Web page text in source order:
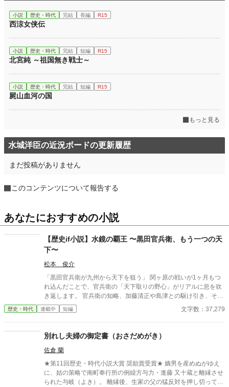
小説 歴史・時代 完結 長編 R15
西涼女侠伝
小説 歴史・時代 完結 短編 R15
北宮純 ～祖国無き戦士～
小説 歴史・時代 完結 短編 R15
屍山血河の国
もっと見る
水城洋臣の近況ボードの更新履歴
まだ投稿がありません
このコンテンツについて報告する
あなたにおすすめの小説
【歴史if小説】水鏡の覇王 〜黒田官兵衛、もう一つの天
下〜
松本 俊介
「黒田官兵衛が九州から天下を狙う」 関ヶ原の戦いが1ヶ月もつ
れ込んだことで、官兵衛の「天下取りの野心」がリアルに息を吹
き返します。 官兵衛の知略、加藤清正や島津との駆け引き、そし
て豊臣秀頼を擁した「九州王国」の建国から徳川家康との決戦な
どを歴史if小説としました。続きも掲載予定です。
歴史・時代 連載中 短編 文字数：37,279
別れし夫婦の御定書（おさだめがき）
佐倉 蘭
★第11回歴史・時代小説大賞 奨励賞受賞★ 嫡男を産めぬがゆえ
に、姑の策略で南町奉行所の例繰方与力・進藤 又十蔵と離縁させ
られた与岐（よき）。 離縁後、生家の父の猛反対を押し切って生